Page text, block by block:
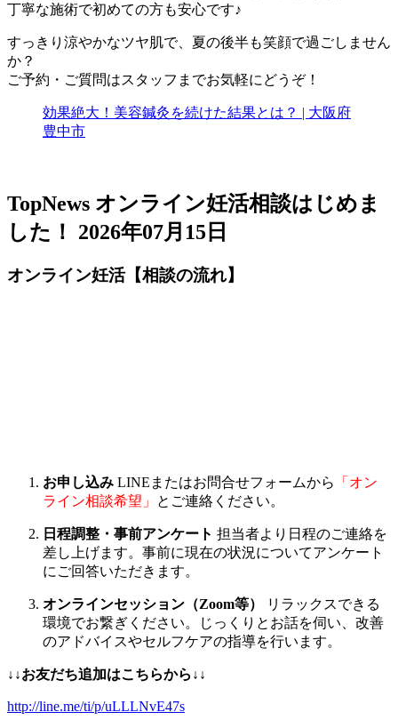
丁寧な施術で初めての方も安心です♪
すっきり涼やかなツヤ肌で、夏の後半も笑顔で過ごしません
か？
ご予約・ご質問はスタッフまでお気軽にどうぞ！
効果絶大！美容鍼灸を続けた結果とは？ | 大阪府
豊中市
TopNews オンライン妊活相談はじめま
した！
2026年07月15日
オンライン妊活【相談の流れ】
お申し込み LINEまたはお問合せフォームから
「オン
ライン相談希望」
とご連絡ください。
日程調整・事前アンケート 担当者より日程のご連絡を
差し上げます。事前に現在の状況についてアンケート
にご回答いただきます。
オンラインセッション（Zoom等）
リラックスできる
環境でお繋ぎください。じっくりとお話を伺い、改善
のアドバイスやセルフケアの指導を行います。
↓↓お友だち追加はこちらから ↓↓
http://line.me/ti/p/uLLLNvE47s